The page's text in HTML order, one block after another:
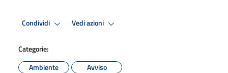
Condividi Vedi azioni
Categorie:
Ambiente
Avviso